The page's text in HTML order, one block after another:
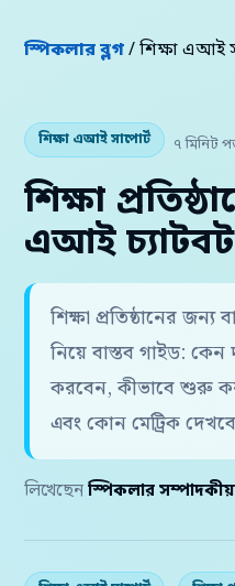
স্পিকলার ব্লগ/ শিক্ষা এআই
শিক্ষা এআই সাপোর্ট ৭ মিনিট
শিক্ষা
এআই
শিক্ষা প্রতিষ্ঠানের
নিয়ে বাস্তব গাইড:
করবেন, কীভাবে শুরু
এবং কোন মেট্রিক
লিখেছেন স্পিকলার